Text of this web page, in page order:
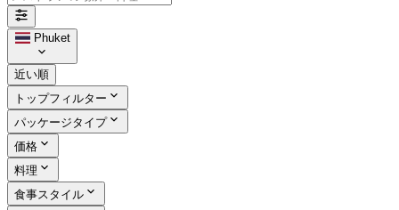
Phuket
近い順
トップフィルター
パッケージタイプ
価格
料理
食事スタイル